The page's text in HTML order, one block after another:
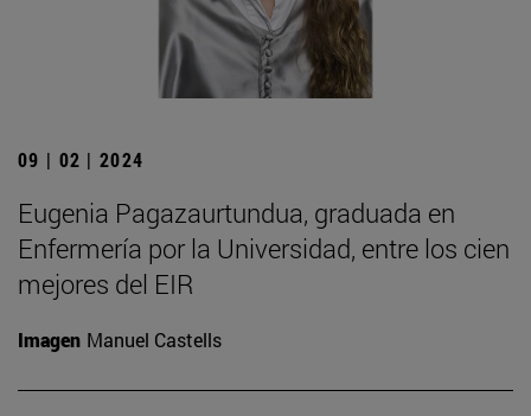
09 | 02 | 2024
Eugenia Pagazaurtundua, graduada en
Enfermería por la Universidad, entre los cien
mejores del EIR
Imagen Manuel Castells